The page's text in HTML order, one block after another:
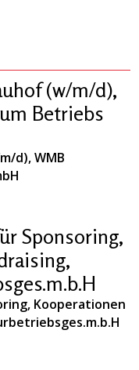
(w/m/d),
Betriebs
d), WMB
Sponsoring,
Kooperationen